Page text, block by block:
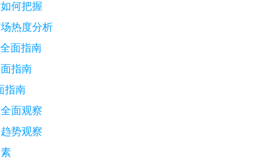
何把握
热度分析
面指南
指南
指南
面观察
势观察